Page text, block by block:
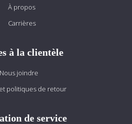
À propos
Carrières
à la clientèle
Nous joindre
politiques de retour
de service